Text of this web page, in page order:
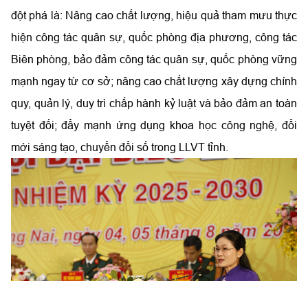
đột phá là: Nâng cao chất lượng, hiệu quả tham mưu thực
hiện công tác quân sự, quốc phòng địa phương, công tác
Biên phòng, bảo đảm công tác quân sự, quốc phòng vững
mạnh ngay từ cơ sở; nâng cao chất lượng xây dựng chính
quy, quản lý, duy trì chấp hành kỷ luật và bảo đảm an toàn
tuyệt đối; đẩy mạnh ứng dụng khoa học công nghệ, đổi
mới sáng tạo, chuyển đổi số trong LLVT tỉnh.